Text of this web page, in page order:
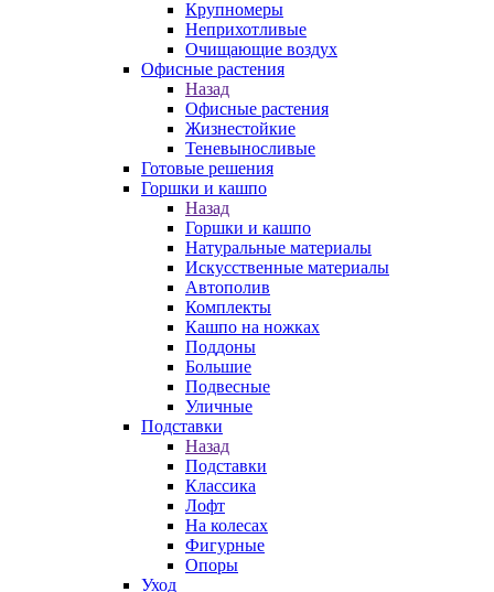
Крупномеры
Неприхотливые
Очищающие воздух
Офисные растения
Назад
Офисные растения
Жизнестойкие
Теневыносливые
Готовые решения
Горшки и кашпо
Назад
Горшки и кашпо
Натуральные материалы
Искусственные материалы
Автополив
Комплекты
Кашпо на ножках
Поддоны
Большие
Подвесные
Уличные
Подставки
Назад
Подставки
Классика
Лофт
На колесах
Фигурные
Опоры
Уход